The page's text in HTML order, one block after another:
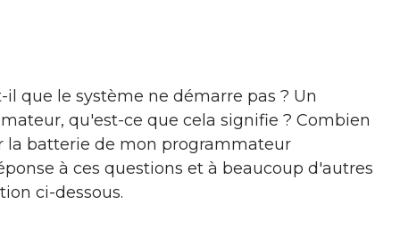
que le système ne démarre pas ? Un
qu'est-ce que cela signifie ? Combien
la batterie de mon programmateur
à ces questions et à beaucoup d'autres
ci-dessous.